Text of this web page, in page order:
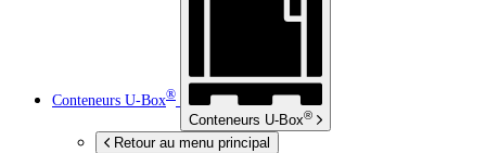
Conteneurs U-Box®
Conteneurs U-Box®
Retour au menu principal